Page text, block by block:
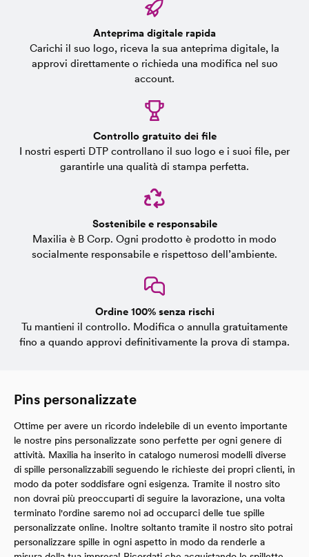
Anteprima digitale rapida
Carichi il suo logo, riceva la sua anteprima digitale, la
approvi direttamente o richieda una modifica nel suo
account.
Controllo gratuito dei file
I nostri esperti DTP controllano il suo logo e i suoi file, per
garantirle una qualità di stampa perfetta.
Sostenibile e responsabile
Maxilia è B Corp. Ogni prodotto è prodotto in modo
socialmente responsabile e rispettoso dell’ambiente.
Ordine 100% senza rischi
Tu mantieni il controllo. Modifica o annulla gratuitamente
fino a quando approvi definitivamente la prova di stampa.
Pins personalizzate
Ottime per avere un ricordo indelebile di un evento importante
le nostre pins personalizzate sono perfette per ogni genere di
attività. Maxilia ha inserito in catalogo numerosi modelli diverse
di spille personalizzabili seguendo le richieste dei propri clienti, in
modo da poter soddisfare ogni esigenza. Tramite il nostro sito
non dovrai più preoccuparti di seguire la lavorazione, una volta
terminato l'ordine saremo noi ad occuparci delle tue spille
personalizzate online. Inoltre soltanto tramite il nostro sito potrai
personalizzare spille in ogni aspetto in modo da renderle a